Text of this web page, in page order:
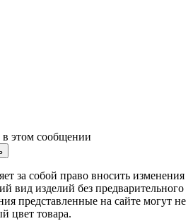
этом сообщении
за собой право вносить изменения
вид изделий без предварительного
представленные на сайте могут не
цвет товара.